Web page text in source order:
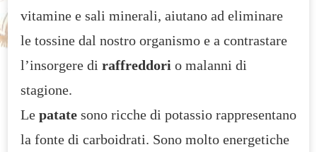
vitamine e sali minerali, aiutano ad eliminare
le tossine dal nostro organismo e a contrastare
l’insorgere di raffreddori o malanni di
stagione.
Le patate sono ricche di potassio rappresentano
la fonte di carboidrati. Sono molto energetiche